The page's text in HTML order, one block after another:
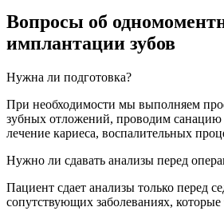
Вопросы об
имплантации зубов
Нужна ли подготовка?
При необходимости мы выполняем
зубных отложений, проводим
лечение кариеса, воспалительных
Нужно ли сдавать анализы перед
Пациент сдает анализы только перед
сопутствующих заболеваниях,